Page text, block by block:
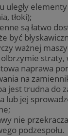
uległy
tłoki);
są łatwo
być
ważnej
straty,
naprawa
na
jest trudna do
lub jej
nie
podzespołu.